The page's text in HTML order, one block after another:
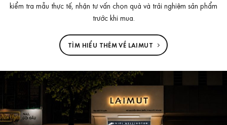
kiểm tra mẫu thực tế, nhận tư vấn chọn quà và trải nghiệm sản phẩm
trước khi mua.
TÌM HIỂU THÊM VỀ LAIMUT